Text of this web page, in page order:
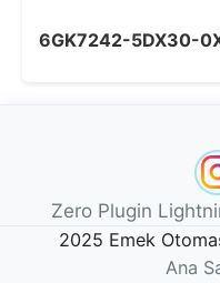
6GK7242-5DX30-
Zero Plugin
2025 Emek
Ana